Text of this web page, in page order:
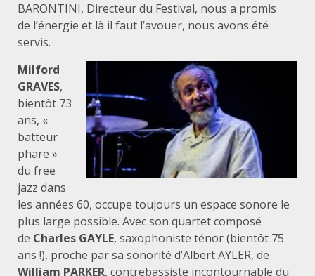
BARONTINI, Directeur du Festival, nous a promis
de l’énergie et là il faut l’avouer, nous avons été
servis.
Milford
GRAVES,
bientôt 73
ans, «
batteur
phare »
du free
jazz dans
les années 60, occupe toujours un espace sonore le
plus large possible. Avec son quartet composé
de Charles GAYLE, saxophoniste ténor (bientôt 75
ans !), proche par sa sonorité d’Albert AYLER, de
William PARKER, contrebassiste incontournable du